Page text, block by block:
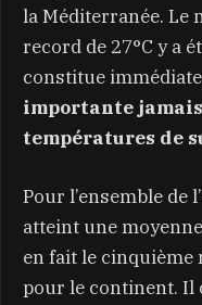
la Méditerranée. Le
record de 27°C y a
constitue
importante
températures de
Pour l’ensemble de
atteint une
en fait le cinquième
pour le continent. Il